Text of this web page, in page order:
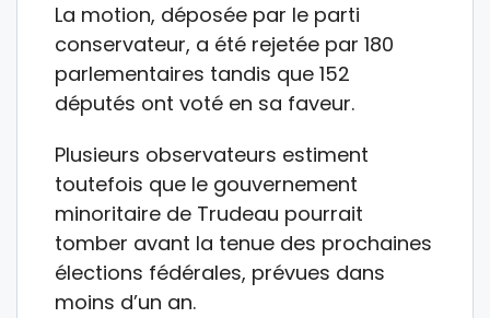
La motion, déposée par le parti
conservateur, a été rejetée par 180
parlementaires tandis que 152
députés ont voté en sa faveur.
Plusieurs observateurs estiment
toutefois que le gouvernement
minoritaire de Trudeau pourrait
tomber avant la tenue des prochaines
élections fédérales, prévues dans
moins d’un an.